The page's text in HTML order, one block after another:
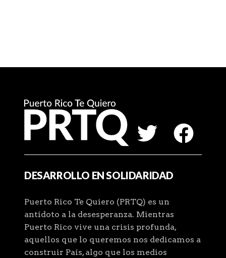
DESARROLLO EN SOLIDARIDAD
Puerto Rico Te Quiero (PRTQ) es un
antídoto a la desesperanza. Mientras
Puerto Rico vive una crisis profunda,
aquellos que lo queremos nos dedicamos a
construir País, algo que los medios